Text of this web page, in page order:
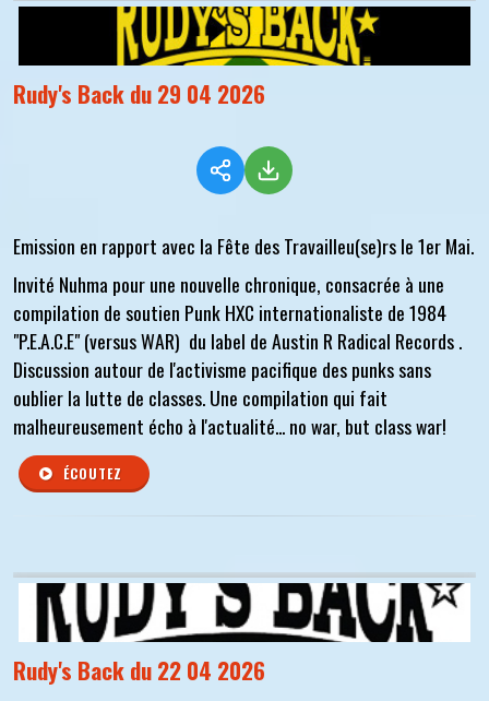
Rudy's Back du 29 04 2026
Emission en rapport avec la Fête des Travailleu(se)rs le 1er Mai.
Invité Nuhma pour une nouvelle chronique, consacrée à une
compilation de soutien Punk HXC internationaliste de 1984
"P.E.A.C.E" (versus WAR) du label de Austin R Radical Records .
Discussion autour de l'activisme pacifique des punks sans
oublier la lutte de classes. Une compilation qui fait
malheureusement écho à l'actualité... no war, but class war!
ÉCOUTEZ
Rudy's Back du 22 04 2026